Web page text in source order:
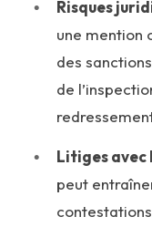
Risques
une mention
des sanctions
de
Litiges avec
peut